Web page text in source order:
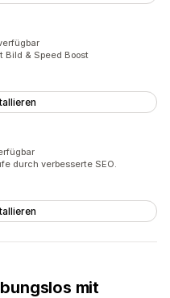
Bild & Speed Boost
durch verbesserte SEO.
mit